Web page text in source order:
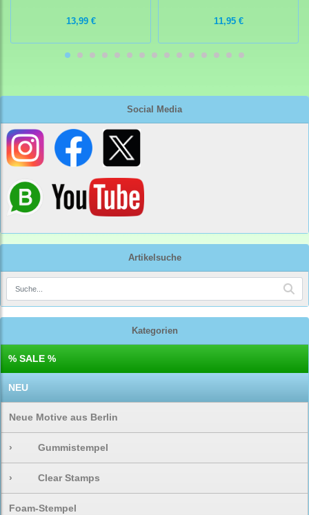
Social Media
Artikelsuche
Kategorien
% SALE %
NEU
Neue Motive aus Berlin
› Gummistempel
› Clear Stamps
Foam-Stempel
13,99 € 11,95 €